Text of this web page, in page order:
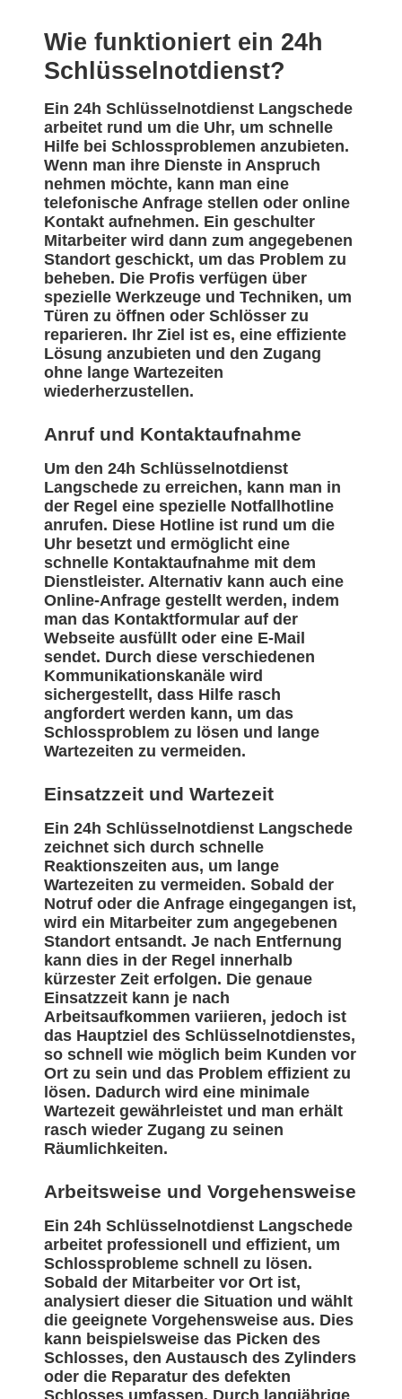
Wie funktioniert ein 24h
Schlüsselnotdienst?
Ein 24h Schlüsselnotdienst Langschede
arbeitet rund um die Uhr, um schnelle
Hilfe bei Schlossproblemen anzubieten.
Wenn man ihre Dienste in Anspruch
nehmen möchte, kann man eine
telefonische Anfrage stellen oder online
Kontakt aufnehmen. Ein geschulter
Mitarbeiter wird dann zum angegebenen
Standort geschickt, um das Problem zu
beheben. Die Profis verfügen über
spezielle Werkzeuge und Techniken, um
Türen zu öffnen oder Schlösser zu
reparieren. Ihr Ziel ist es, eine effiziente
Lösung anzubieten und den Zugang
ohne lange Wartezeiten
wiederherzustellen.
Anruf und Kontaktaufnahme
Um den 24h Schlüsselnotdienst
Langschede zu erreichen, kann man in
der Regel eine spezielle Notfallhotline
anrufen. Diese Hotline ist rund um die
Uhr besetzt und ermöglicht eine
schnelle Kontaktaufnahme mit dem
Dienstleister. Alternativ kann auch eine
Online-Anfrage gestellt werden, indem
man das Kontaktformular auf der
Webseite ausfüllt oder eine E-Mail
sendet. Durch diese verschiedenen
Kommunikationskanäle wird
sichergestellt, dass Hilfe rasch
angfordert werden kann, um das
Schlossproblem zu lösen und lange
Wartezeiten zu vermeiden.
Einsatzzeit und Wartezeit
Ein 24h Schlüsselnotdienst Langschede
zeichnet sich durch schnelle
Reaktionszeiten aus, um lange
Wartezeiten zu vermeiden. Sobald der
Notruf oder die Anfrage eingegangen ist,
wird ein Mitarbeiter zum angegebenen
Standort entsandt. Je nach Entfernung
kann dies in der Regel innerhalb
kürzester Zeit erfolgen. Die genaue
Einsatzzeit kann je nach
Arbeitsaufkommen variieren, jedoch ist
das Hauptziel des Schlüsselnotdienstes,
so schnell wie möglich beim Kunden vor
Ort zu sein und das Problem effizient zu
lösen. Dadurch wird eine minimale
Wartezeit gewährleistet und man erhält
rasch wieder Zugang zu seinen
Räumlichkeiten.
Arbeitsweise und Vorgehensweise
Ein 24h Schlüsselnotdienst Langschede
arbeitet professionell und effizient, um
Schlossprobleme schnell zu lösen.
Sobald der Mitarbeiter vor Ort ist,
analysiert dieser die Situation und wählt
die geeignete Vorgehensweise aus. Dies
kann beispielsweise das Picken des
Schlosses, den Austausch des Zylinders
oder die Reparatur des defekten